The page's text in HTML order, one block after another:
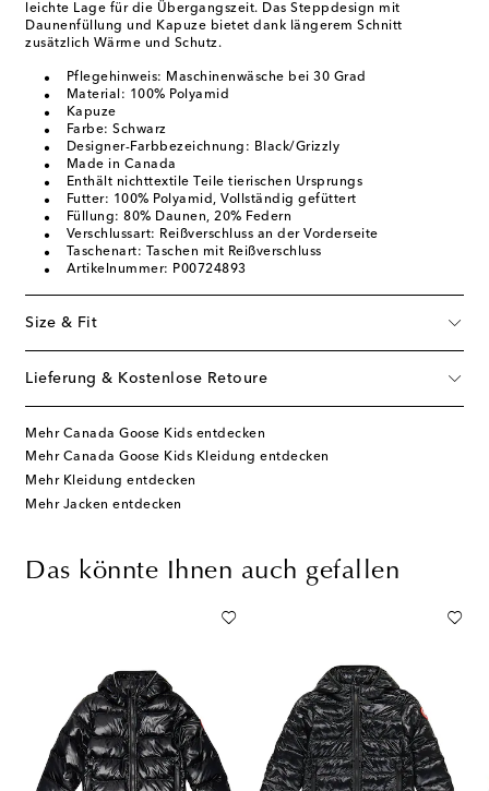
leichte Lage für die Übergangszeit. Das Steppdesign mit
Daunenfüllung und Kapuze bietet dank längerem Schnitt
zusätzlich Wärme und Schutz.
Pflegehinweis: Maschinenwäsche bei 30 Grad
Material: 100% Polyamid
Kapuze
Farbe: Schwarz
Designer-Farbbezeichnung: Black/Grizzly
Made in Canada
Enthält nichttextile Teile tierischen Ursprungs
Futter: 100% Polyamid, Vollständig gefüttert
Füllung: 80% Daunen, 20% Federn
Verschlussart: Reißverschluss an der Vorderseite
Taschenart: Taschen mit Reißverschluss
Artikelnummer: P00724893
Size & Fit
Lieferung & Kostenlose Retoure
Mehr Canada Goose Kids entdecken
Mehr Canada Goose Kids Kleidung entdecken
Mehr Kleidung entdecken
Mehr Jacken entdecken
Das könnte Ihnen auch gefallen